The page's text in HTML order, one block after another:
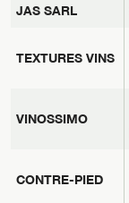
JAS SARL
TEXTURES VINS
VINOSSIMO
CONTRE-PIED